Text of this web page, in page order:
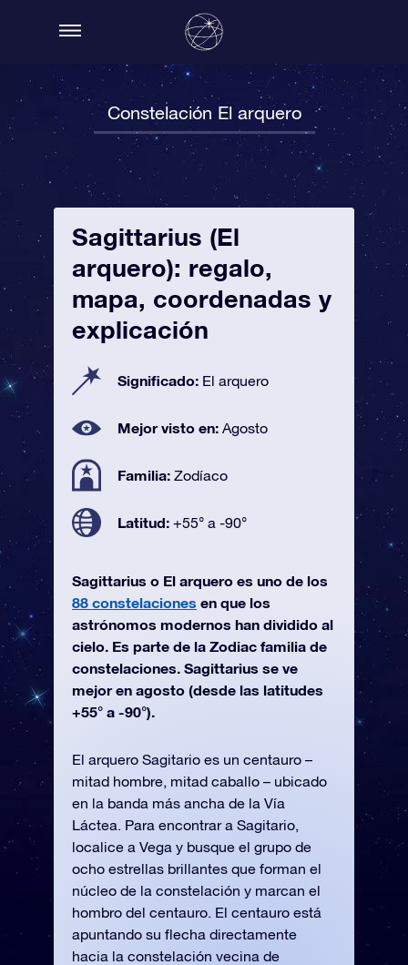
Constelación El arquero
Sagittarius (El
arquero): regalo,
mapa, coordenadas y
explicación
Significado: El arquero
Mejor visto en: Agosto
Familia: Zodíaco
Latitud: +55° a -90°
Sagittarius o El arquero es uno de los
88 constelaciones en que los
astrónomos modernos han dividido al
cielo. Es parte de la Zodiac familia de
constelaciones. Sagittarius se ve
mejor en agosto (desde las latitudes
+55° a -90°).
El arquero Sagitario es un centauro –
mitad hombre, mitad caballo – ubicado
en la banda más ancha de la Vía
Láctea. Para encontrar a Sagitario,
localice a Vega y busque el grupo de
ocho estrellas brillantes que forman el
núcleo de la constelación y marcan el
hombro del centauro. El centauro está
apuntando su flecha directamente
hacia la constelación vecina de